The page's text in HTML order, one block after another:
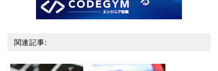
関連記事: